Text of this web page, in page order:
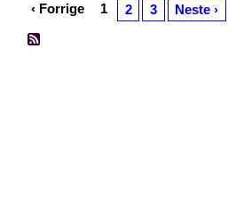
‹ Forrige 1 2 3 Neste ›